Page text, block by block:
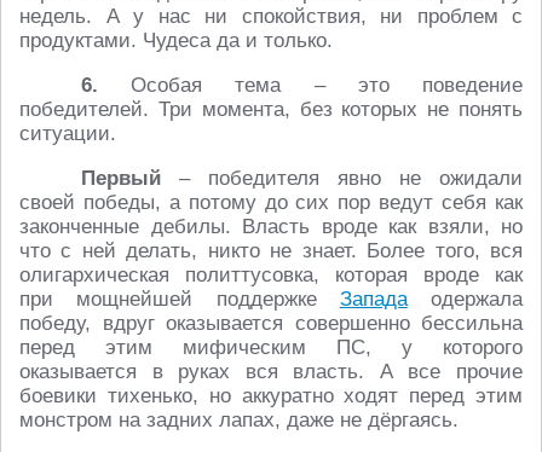
недель. А у нас ни спокойствия, ни проблем с
продуктами. Чудеса да и только.
6. Особая тема – это поведение
победителей. Три момента, без которых не понять
ситуации.
Первый – победителя явно не ожидали
своей победы, а потому до сих пор ведут себя как
законченные дебилы. Власть вроде как взяли, но
что с ней делать, никто не знает. Более того, вся
олигархическая политтусовка, которая вроде как
при мощнейшей поддержке Западаодержала
победу, вдруг оказывается совершенно бессильна
перед этим мифическим ПС, у которого
оказывается в руках вся власть. А все прочие
боевики тихенько, но аккуратно ходят перед этим
монстром на задних лапах, даже не дёргаясь.